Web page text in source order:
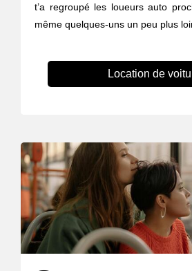
t’a regroupé les loueurs auto
même quelques-uns un peu plus
Location de